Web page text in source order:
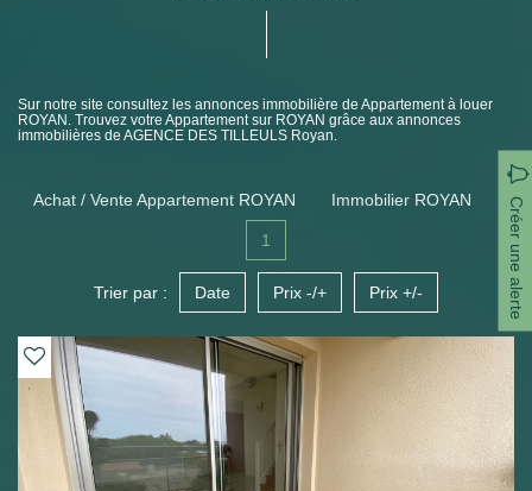
Sur notre site consultez les annonces immobilière de Appartement à louer
ROYAN. Trouvez votre Appartement sur ROYAN grâce aux annonces
immobilières de AGENCE DES TILLEULS Royan.
Achat / Vente Appartement ROYAN Immobilier ROYAN Créer une alerte
1
Trier par : Date Prix -/+ Prix +/-